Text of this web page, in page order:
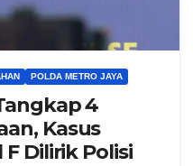
POLDA METRO JAYA
4
Kasus
F Dilirik Polisi